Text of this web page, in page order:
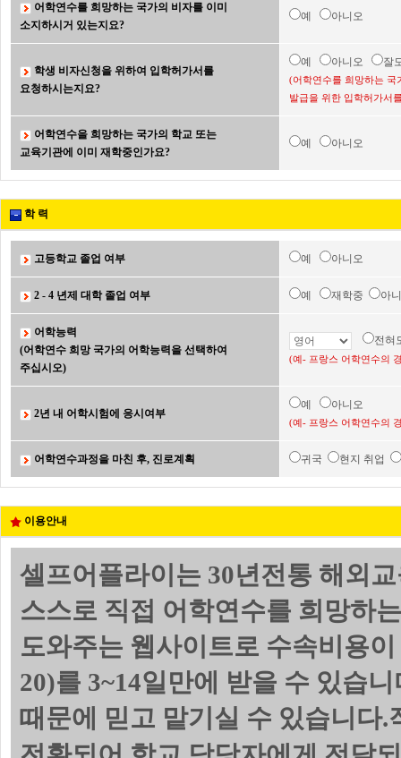
어학연수를 희망하는 국가의 비자를 이미
소지하시거 있는지요?
예 아니오
학생 비자신청을 위하여 입학허가서를
요청하시는지요?
예 아니오 잘
(어학연수를 희망하는 국
발급을 위한 입학허가서
어학연수을 희망하는 국가의 학교 또는
교육기관에 이미 재학중인가요?
예 아니오
학 력
고등학교 졸업 여부 예 아니오
2 - 4 년제 대학 졸업 여부 예 재학중 아
어학능력
(어학연수 희망 국가의 어학능력을 선택하여
주십시오)
전
(예- 프랑스 어학연수의
2년 내 어학시험에 응시여부
예 아니오
(예- 프랑스 어학연수의
어학연수과정을 마친 후, 진로계획 귀국 현지 취업
이용안내
셀프어플라이는 30년전통 해외
스스로 직접 어학연수를 희망하
도와주는 웹사이트로 수속비용
20)를 3~14일만에 받을 수 있습
때문에 믿고 맡기실 수 있습니다.